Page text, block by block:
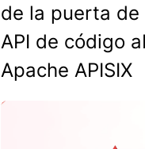
de la puerta de
API de código
Apache APISIX